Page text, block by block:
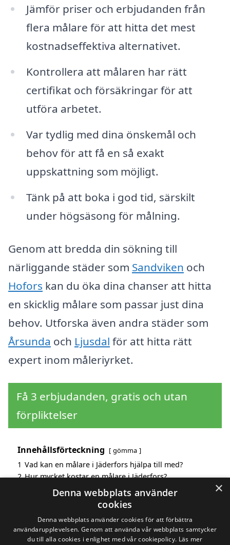
Jämför priser och erbjudanden från
flera målare för att hitta det mest
kostnadseffektiva alternativet.
Kontrollera att målaren har rätt
certifikat och försäkringar för att
utföra arbetet.
Var tydlig med dina önskemål och
behov för att få en så exakt
uppskattning som möjligt.
Tänk på att boka i god tid, särskilt
under högsäsong för målning.
Genom att bredda din sökning till
närliggande städer som Sandviken och
Hofors kan du öka dina chanser att hitta
en skicklig målare som passar just dina
behov. Utforska även andra städer som
Årsunda och Ljusdal för att hitta rätt
expert inom måleriyrket.
Få 3 erbjudanden, gratis och utan
förpliktelser
Innehållsförteckning gömma
1 Vad kan en målare i Jäderfors hjälpa till med?
2 Hur mycket kostar en målare i Jäderfors?
Fördelar med att välja målare i Jäderfors
Sök efter en skicklig målare i de omgivande städerna
×
Denna webbplats använder
cookies
Denna webbplats använder cookies för att förbättra
användarupplevelsen. Genom att använda vår webbplats samtycker
du till alla cookies i enlighet med vår cookiepolicy. Läs mer